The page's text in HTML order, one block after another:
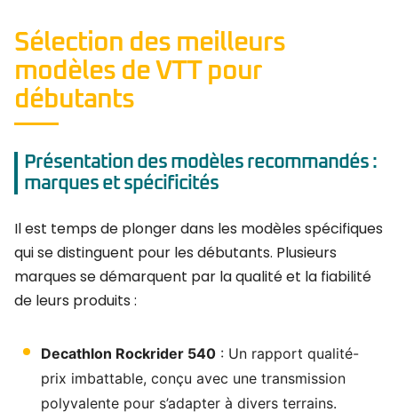
Sélection des meilleurs
modèles de VTT pour
débutants
Présentation des modèles recommandés :
marques et spécificités
Il est temps de plonger dans les modèles spécifiques
qui se distinguent pour les débutants. Plusieurs
marques se démarquent par la qualité et la fiabilité
de leurs produits :
Decathlon Rockrider 540 : Un rapport qualité-
prix imbattable, conçu avec une transmission
polyvalente pour s’adapter à divers terrains.